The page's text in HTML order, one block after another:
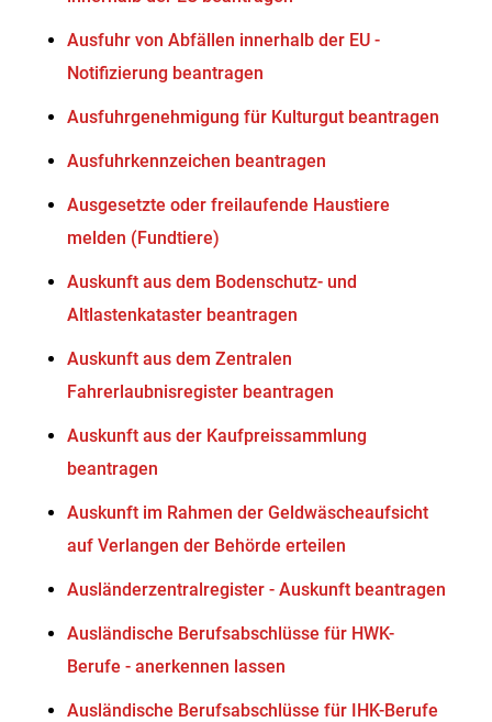
Ausfuhr von Abfällen innerhalb der EU -
Notifizierung beantragen
Ausfuhrgenehmigung für Kulturgut beantragen
Ausfuhrkennzeichen beantragen
Ausgesetzte oder freilaufende Haustiere
melden (Fundtiere)
Auskunft aus dem Bodenschutz- und
Altlastenkataster beantragen
Auskunft aus dem Zentralen
Fahrerlaubnisregister beantragen
Auskunft aus der Kaufpreissammlung
beantragen
Auskunft im Rahmen der Geldwäscheaufsicht
auf Verlangen der Behörde erteilen
Ausländerzentralregister - Auskunft beantragen
Ausländische Berufsabschlüsse für HWK-
Berufe - anerkennen lassen
Ausländische Berufsabschlüsse für IHK-Berufe